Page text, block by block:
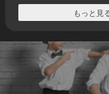
もっと見